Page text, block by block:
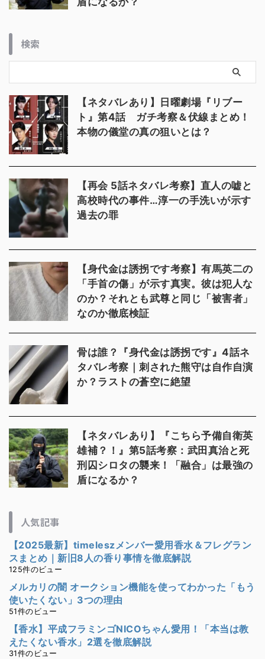
検索
【ネタバレあり】日曜劇場『リブー
ト』第4話 ガチ考察＆伏線まとめ！
本物の儀堂の真の狙いとは？
【再会 5話ネタバレ考察】直人の嘘と
高校時代の事件…淳一の手洗いが示す
過去の罪
【身代金は誘拐です考察】有馬英二の
「手首の傷」が示す真実。彼は犯人な
のか？それとも武尊と同じ「被害者」
なのか徹底検証
骨は誰？『身代金は誘拐です』4話ネ
タバレ考察｜刺された熊守は自作自演
か？ラストの蒼空に絶望
【ネタバレあり】『こちら予備自衛英
雄補？！』第5話考察：武田真治と死
刑囚シロタの襲来！「融合」は最強の
盾になるか？
人気記事
【2025最新】timeleszメンバー愛用香水＆フレグラン
スまとめ｜新旧8人の香り事情を徹底解説
125件のビュー
メルカリの闇 オークション機能を使ってわかった「もう
使いたくない」3つの理由
51件のビュー
【香水】平成フラミンゴNICOちゃん愛用！「本当は教
えたくない香水」2選を徹底解説
31件のビュー